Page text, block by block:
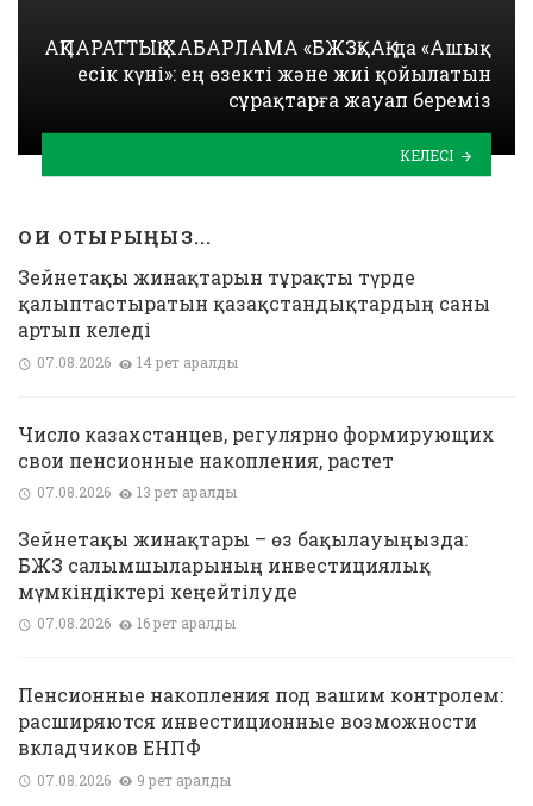
АҚПАРАТТЫҚ ХАБАРЛАМА «БЖЗҚ» АҚ-да «Ашық
есік күні»: ең өзекті және жиі қойылатын
сұрақтарға жауап береміз
КЕЛЕСІ
ОҚИ ОТЫРЫҢЫЗ...
Зейнетақы жинақтарын тұрақты түрде
қалыптастыратын қазақстандықтардың саны
артып келеді
07.08.2026 14 рет қаралды
Число казахстанцев, регулярно формирующих
свои пенсионные накопления, растет
07.08.2026 13 рет қаралды
Зейнетақы жинақтары – өз бақылауыңызда:
БЖЗҚ салымшыларының инвестициялық
мүмкіндіктері кеңейтілуде
07.08.2026 16 рет қаралды
Пенсионные накопления под вашим контролем:
расширяются инвестиционные возможности
вкладчиков ЕНПФ
07.08.2026 9 рет қаралды